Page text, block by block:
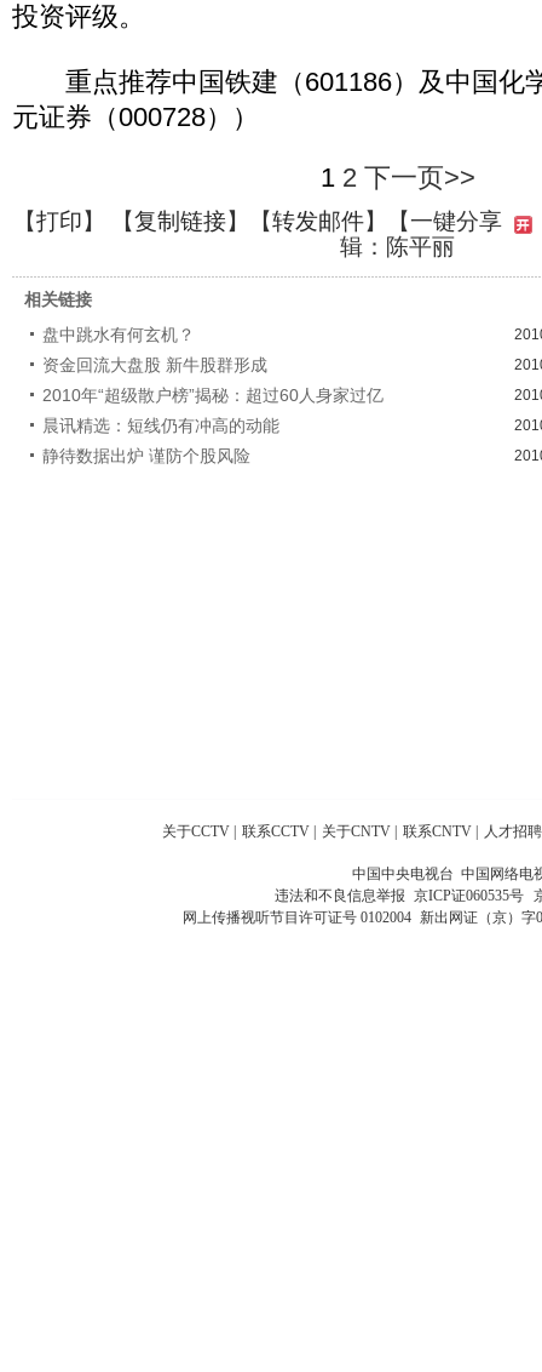
投资评级。
重点推荐中国铁建（601186）及中国化
元证券（000728））
1 2 下一页>>
【打印】 【复制链接】【转发邮件】
【一键分享
辑：陈平丽
相关链接
盘中跳水有何玄机？
资金回流大盘股 新牛股群形成
2010年“超级散户榜”揭秘：超过60人身家过亿
晨讯精选：短线仍有冲高的动能
静待数据出炉 谨防个股风险
关于CCTV | 联系CCTV | 关于CNTV | 联系CNTV | 人才招聘
中国中央电视台 中国网络电
违法和不良信息举报 京ICP证060535号
网上传播视听节目许可证号 0102004 新出网证（京）